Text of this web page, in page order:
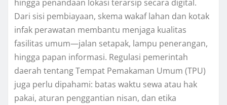
hingga penandaan lokasi terarsip secara digital.
Dari sisi pembiayaan, skema wakaf lahan dan kotak
infak perawatan membantu menjaga kualitas
fasilitas umum—jalan setapak, lampu penerangan,
hingga papan informasi. Regulasi pemerintah
daerah tentang Tempat Pemakaman Umum (TPU)
juga perlu dipahami: batas waktu sewa atau hak
pakai, aturan penggantian nisan, dan etika